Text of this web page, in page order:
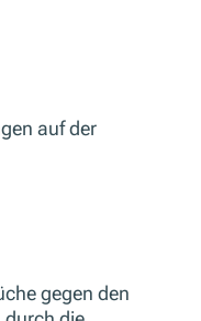
auf der
gegen den